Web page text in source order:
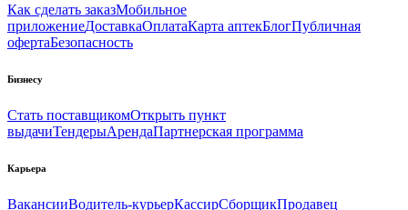
Как сделать заказМобильное
приложениеДоставкаОплатаКарта аптекБлогПубличная
офертаБезопасность
Бизнесу
Стать поставщикомОткрыть пункт
выдачиТендерыАрендаПартнерская программа
Карьера
ВакансииВодитель-курьерКассирСборщикПродавец